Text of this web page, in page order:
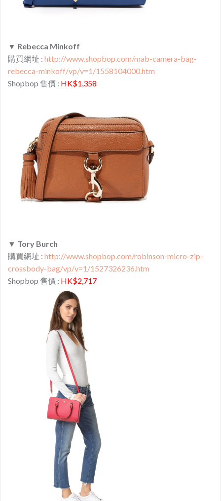
▼ Rebecca Minkoff
購買網址 : http://www.shopbop.com/mab-camera-bag-
rebecca-minkoff/vp/v=1/1558104000.htm
Shopbop 售價 : HK$1,358
▼ Tory Burch
購買網址 : http://www.shopbop.com/robinson-micro-zip-
crossbody-bag/vp/v=1/1527326236.htm
Shopbop 售價 : HK$2,717